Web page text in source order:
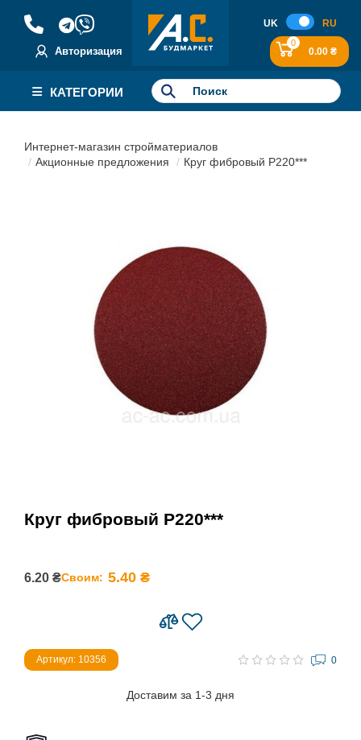
Авторизация
UK RU
0
0.00 ₴
КАТЕГОРИИ
Интернет-магазин стройматериалов
Акционные предложения
Круг фибровый Р220***
Круг фибровый Р220***
6.20 ₴Своим: 5.40 ₴
Артикул: 10356 0
Доставим за 1-3 дня